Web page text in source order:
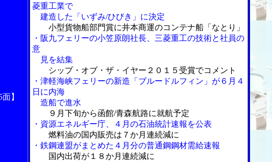
】
菱重工業で
建造した「いずみ/ひびき」に決定
小型貨物船部門賞に井本商運のコンテナ船「なとり」
・阪九フェリーの小笠原朗社長、三菱重工の技術と社員の
意
見を結集
シップ・オブ・ザ・イヤー２０１５受賞でコメント
・津軽海峡フェリーの新造「ブルードルフィン」が６月４
日に内海
造船で進水
９月下旬から函館/青森航路に就航予定
・資源エネルギー庁、４月の石油統計速報を公表
燃料油の国内販売は７か月連続減に
・鉄鋼連盟がまとめた４月分の普通鋼鋼材需給速報
国内出荷が１８か月連続減に